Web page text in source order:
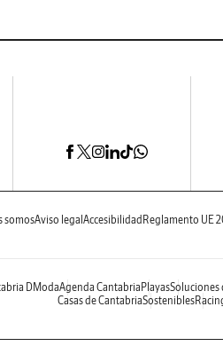
somosAviso legal Accesibilidad Reglamento UE
DModaAgenda Cantabria PlayasSoluciones
Casas de CantabriaSostenibles